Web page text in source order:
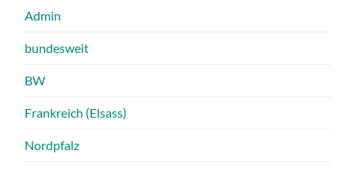
Admin
bundesweit
BW
Frankreich (Elsass)
Nordpfalz